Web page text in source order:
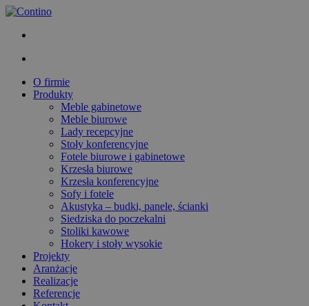
O firmie
Produkty
Meble gabinetowe
Meble biurowe
Lady recepcyjne
Stoły konferencyjne
Fotele biurowe i gabinetowe
Krzesła biurowe
Krzesła konferencyjne
Sofy i fotele
Akustyka – budki, panele, ścianki
Siedziska do poczekalni
Stoliki kawowe
Hokery i stoły wysokie
Projekty
Aranżacje
Realizacje
Referencje